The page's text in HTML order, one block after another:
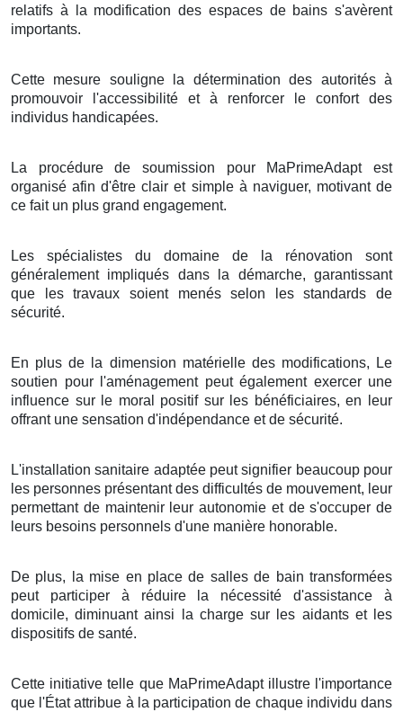
relatifs à la modification des espaces de bains s'avèrent
importants.
Cette mesure souligne la détermination des autorités à
promouvoir l'accessibilité et à renforcer le confort des
individus handicapées.
La procédure de soumission pour MaPrimeAdapt est
organisé afin d'être clair et simple à naviguer, motivant de
ce fait un plus grand engagement.
Les spécialistes du domaine de la rénovation sont
généralement impliqués dans la démarche, garantissant
que les travaux soient menés selon les standards de
sécurité.
En plus de la dimension matérielle des modifications, Le
soutien pour l'aménagement peut également exercer une
influence sur le moral positif sur les bénéficiaires, en leur
offrant une sensation d'indépendance et de sécurité.
L'installation sanitaire adaptée peut signifier beaucoup pour
les personnes présentant des difficultés de mouvement, leur
permettant de maintenir leur autonomie et de s'occuper de
leurs besoins personnels d'une manière honorable.
De plus, la mise en place de salles de bain transformées
peut participer à réduire la nécessité d'assistance à
domicile, diminuant ainsi la charge sur les aidants et les
dispositifs de santé.
Cette initiative telle que MaPrimeAdapt illustre l'importance
que l'État attribue à la participation de chaque individu dans